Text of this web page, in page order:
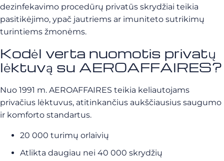
dezinfekavimo procedūrų privatūs skrydžiai teikia
pasitikėjimo, ypač jautriems ar imuniteto sutrikimų
turintiems žmonėms.
Kodėl verta nuomotis privatų
lėktuvą su AEROAFFAIRES?
Nuo 1991 m. AEROAFFAIRES teikia keliautojams
privačius lėktuvus, atitinkančius aukščiausius saugumo
ir komforto standartus.
20 000 turimų orlaivių
Atlikta daugiau nei 40 000 skrydžių